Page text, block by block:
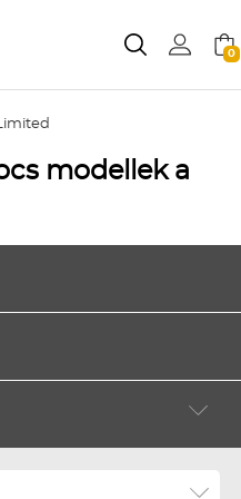
0
modellek a